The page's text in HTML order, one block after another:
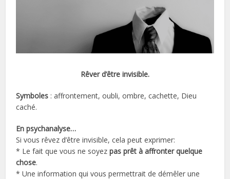
Rêver d’être invisible.
Symboles : affrontement, oubli, ombre, cachette, Dieu
caché.
En psychanalyse…
Si vous rêvez d’être invisible, cela peut exprimer:
* Le fait que vous ne soyezpas prêt à affronter quelque
chose.
* Une information qui vous permettrait de démêler une